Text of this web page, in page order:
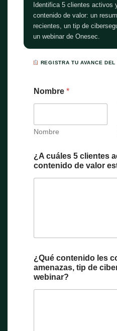
Identifica 5 clientes activos
contenido de valor: un
recientes, un tip de
un webinar de Onesec.
REGISTRA TU AVANCE DEL
Nombre *
Nombre
¿A cuáles 5 clientes
contenido de valor
¿Qué contenido les
amenazas, tip de
webinar?